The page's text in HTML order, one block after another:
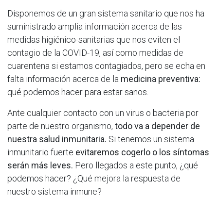
Disponemos de un gran sistema sanitario que nos ha
suministrado amplia información acerca de las
medidas higiénico-sanitarias que nos eviten el
contagio de la COVID-19, así como medidas de
cuarentena si estamos contagiados, pero se echa en
falta información acerca de la medicina preventiva:
qué podemos hacer para estar sanos.
Ante cualquier contacto con un virus o bacteria por
parte de nuestro organismo, todo va a depender de
nuestra salud inmunitaria. Si tenemos un sistema
inmunitario fuerte evitaremos cogerlo o los síntomas
serán más leves. Pero llegados a este punto, ¿qué
podemos hacer? ¿Qué mejora la respuesta de
nuestro sistema inmune?